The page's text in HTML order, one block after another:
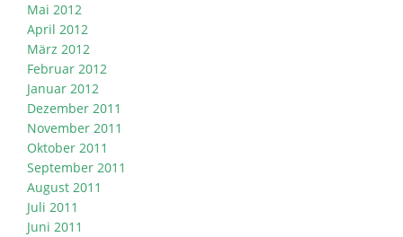
Mai 2012
April 2012
März 2012
Februar 2012
Januar 2012
Dezember 2011
November 2011
Oktober 2011
September 2011
August 2011
Juli 2011
Juni 2011